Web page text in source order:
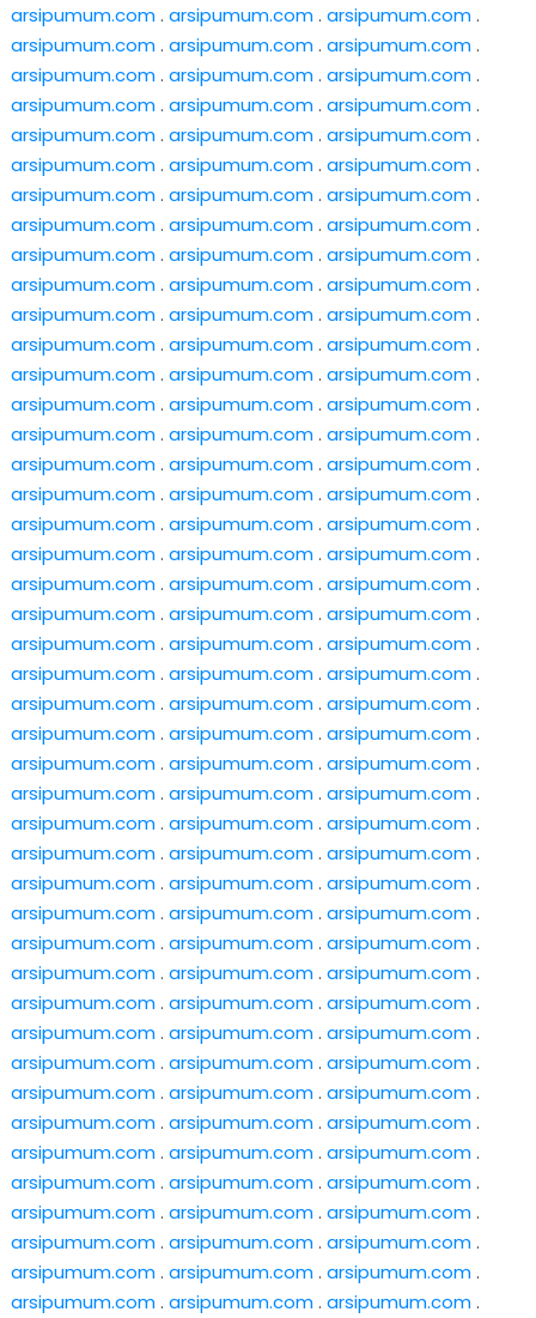
arsipumum.com. arsipumum.com. arsipumum.com.
arsipumum.com. arsipumum.com. arsipumum.com.
arsipumum.com. arsipumum.com. arsipumum.com.
arsipumum.com. arsipumum.com. arsipumum.com.
arsipumum.com. arsipumum.com. arsipumum.com.
arsipumum.com. arsipumum.com. arsipumum.com.
arsipumum.com. arsipumum.com. arsipumum.com.
arsipumum.com. arsipumum.com. arsipumum.com.
arsipumum.com. arsipumum.com. arsipumum.com.
arsipumum.com. arsipumum.com. arsipumum.com.
arsipumum.com. arsipumum.com. arsipumum.com.
arsipumum.com. arsipumum.com. arsipumum.com.
arsipumum.com. arsipumum.com. arsipumum.com.
arsipumum.com. arsipumum.com. arsipumum.com.
arsipumum.com. arsipumum.com. arsipumum.com.
arsipumum.com. arsipumum.com. arsipumum.com.
arsipumum.com. arsipumum.com. arsipumum.com.
arsipumum.com. arsipumum.com. arsipumum.com.
arsipumum.com. arsipumum.com. arsipumum.com.
arsipumum.com. arsipumum.com. arsipumum.com.
arsipumum.com. arsipumum.com. arsipumum.com.
arsipumum.com. arsipumum.com. arsipumum.com.
arsipumum.com. arsipumum.com. arsipumum.com.
arsipumum.com. arsipumum.com. arsipumum.com.
arsipumum.com. arsipumum.com. arsipumum.com.
arsipumum.com. arsipumum.com. arsipumum.com.
arsipumum.com. arsipumum.com. arsipumum.com.
arsipumum.com. arsipumum.com. arsipumum.com.
arsipumum.com. arsipumum.com. arsipumum.com.
arsipumum.com. arsipumum.com. arsipumum.com.
arsipumum.com. arsipumum.com. arsipumum.com.
arsipumum.com. arsipumum.com. arsipumum.com.
arsipumum.com. arsipumum.com. arsipumum.com.
arsipumum.com. arsipumum.com. arsipumum.com.
arsipumum.com. arsipumum.com. arsipumum.com.
arsipumum.com. arsipumum.com. arsipumum.com.
arsipumum.com. arsipumum.com. arsipumum.com.
arsipumum.com. arsipumum.com. arsipumum.com.
arsipumum.com. arsipumum.com. arsipumum.com.
arsipumum.com. arsipumum.com. arsipumum.com.
arsipumum.com. arsipumum.com. arsipumum.com.
arsipumum.com. arsipumum.com. arsipumum.com.
arsipumum.com. arsipumum.com. arsipumum.com.
arsipumum.com. arsipumum.com. arsipumum.com.